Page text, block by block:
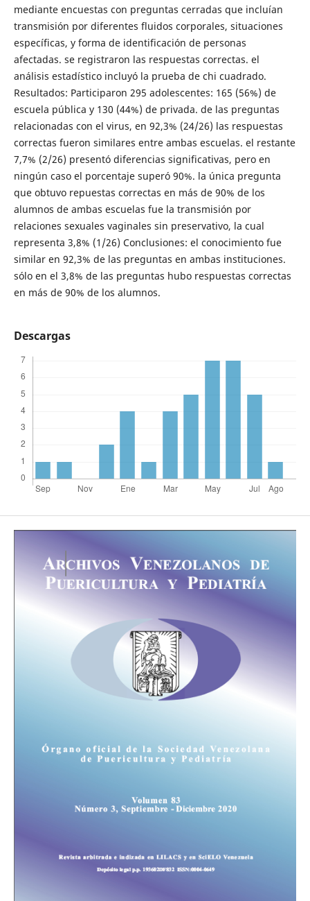
mediante encuestas con preguntas cerradas que incluían
transmisión por diferentes fluidos corporales, situaciones
específicas, y forma de identificación de personas
afectadas. se registraron las respuestas correctas. el
análisis estadístico incluyó la prueba de chi cuadrado.
Resultados: Participaron 295 adolescentes: 165 (56%) de
escuela pública y 130 (44%) de privada. de las preguntas
relacionadas con el virus, en 92,3% (24/26) las respuestas
correctas fueron similares entre ambas escuelas. el restante
7,7% (2/26) presentó diferencias significativas, pero en
ningún caso el porcentaje superó 90%. la única pregunta
que obtuvo repuestas correctas en más de 90% de los
alumnos de ambas escuelas fue la transmisión por
relaciones sexuales vaginales sin preservativo, la cual
representa 3,8% (1/26) Conclusiones: el conocimiento fue
similar en 92,3% de las preguntas en ambas instituciones.
sólo en el 3,8% de las preguntas hubo respuestas correctas
en más de 90% de los alumnos.
Descargas